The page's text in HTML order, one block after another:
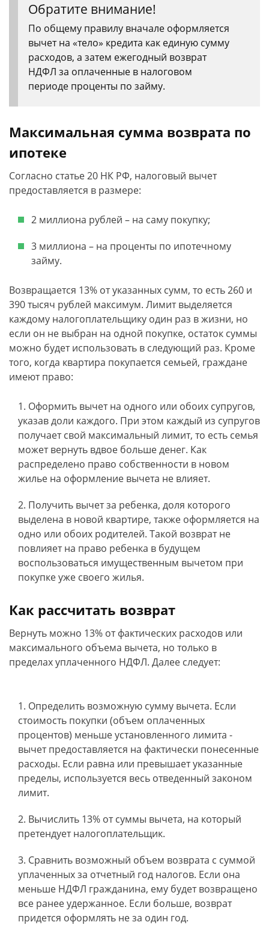
Обратите внимание!
По общему правилу вначале оформляется
вычет на «тело» кредита как единую сумму
расходов, а затем ежегодный возврат
НДФЛ за оплаченные в налоговом
периоде проценты по займу.
Максимальная сумма возврата по
ипотеке
Согласно статье 20 НК РФ, налоговый вычет
предоставляется в размере:
2 миллиона рублей – на саму покупку;
3 миллиона – на проценты по ипотечному
займу.
Возвращается 13% от указанных сумм, то есть 260 и
390 тысяч рублей максимум. Лимит выделяется
каждому налогоплательщику один раз в жизни, но
если он не выбран на одной покупке, остаток суммы
можно будет использовать в следующий раз. Кроме
того, когда квартира покупается семьей, граждане
имеют право:
Оформить вычет на одного или обоих супругов,
указав доли каждого. При этом каждый из супругов
получает свой максимальный лимит, то есть семья
может вернуть вдвое больше денег. Как
распределено право собственности в новом
жилье на оформление вычета не влияет.
Получить вычет за ребенка, доля которого
выделена в новой квартире, также оформляется на
одно или обоих родителей. Такой возврат не
повлияет на право ребенка в будущем
воспользоваться имущественным вычетом при
покупке уже своего жилья.
Как рассчитать возврат
Вернуть можно 13% от фактических расходов или
максимального объема вычета, но только в
пределах уплаченного НДФЛ. Далее следует:
Определить возможную сумму вычета. Если
стоимость покупки (объем оплаченных
процентов) меньше установленного лимита -
вычет предоставляется на фактически понесенные
расходы. Если равна или превышает указанные
пределы, используется весь отведенный законом
лимит.
Вычислить 13% от суммы вычета, на который
претендует налогоплательщик.
Сравнить возможный объем возврата с суммой
уплаченных за отчетный год налогов. Если она
меньше НДФЛ гражданина, ему будет возвращено
все ранее удержанное. Если больше, возврат
придется оформлять не за один год.